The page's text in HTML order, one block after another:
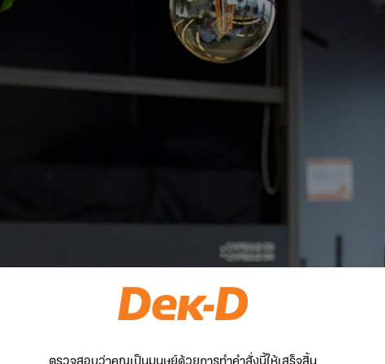
ตรวจสอบว่าคุณเป็นมนุษย์ด้วยการทำคำสั่งนี้ให้เสร็จสิ้น